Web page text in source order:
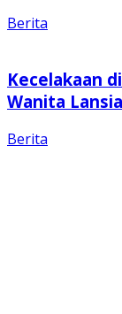
Berita
Kecelakaan
Wanita
Berita